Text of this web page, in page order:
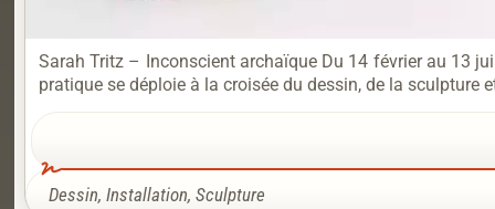
Sarah Tritz – Inconscient archaïque Du 14 février au 13
pratique se déploie à la croisée du dessin, de la sculpture
Dessin, Installation, Sculpture